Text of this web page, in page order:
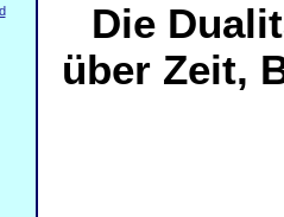
Die
über Zeit,